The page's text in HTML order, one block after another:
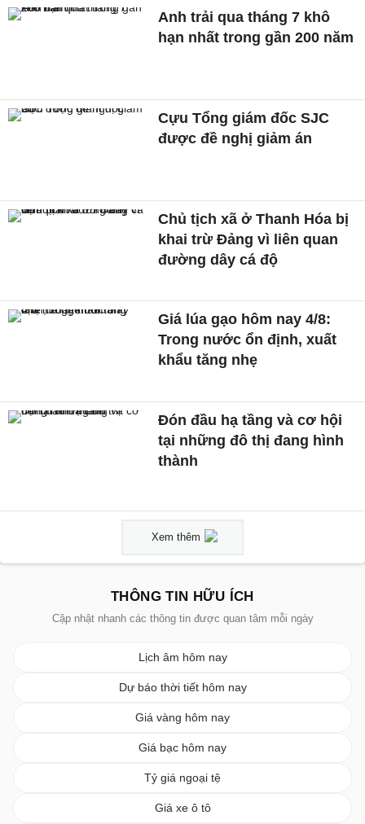
Anh trải qua tháng 7 khô
hạn nhất trong gần 200 năm
Cựu Tổng giám đốc SJC
được đề nghị giảm án
Chủ tịch xã ở Thanh Hóa bị
khai trừ Đảng vì liên quan
đường dây cá độ
Giá lúa gạo hôm nay 4/8:
Trong nước ổn định, xuất
khẩu tăng nhẹ
Đón đầu hạ tầng và cơ hội
tại những đô thị đang hình
thành
Xem thêm
THÔNG TIN HỮU ÍCH
Cập nhật nhanh các thông tin được quan tâm mỗi ngày
Lịch âm hôm nay
Dự báo thời tiết hôm nay
Giá vàng hôm nay
Giá bạc hôm nay
Tỷ giá ngoại tệ
Giá xe ô tô